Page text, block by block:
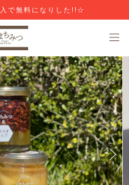
で無料になりした!!☆